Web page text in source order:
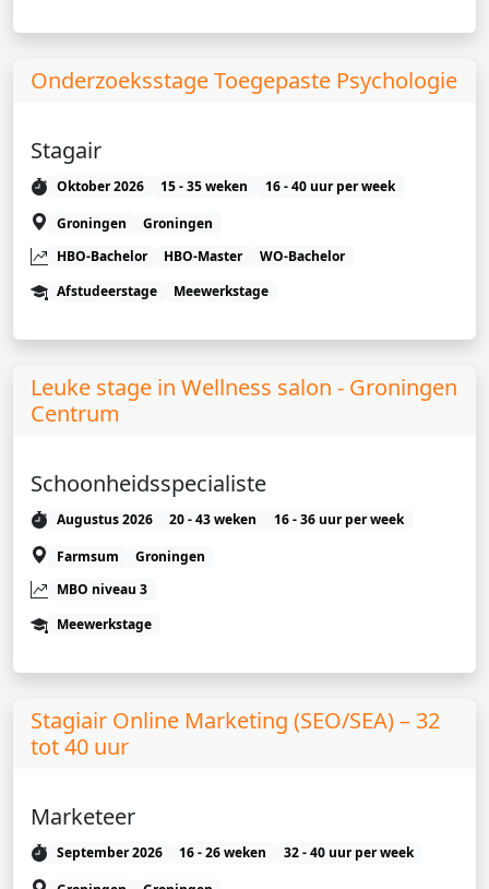
Onderzoeksstage Toegepaste Psychologie
Stagair
Oktober 2026 15 - 35 weken
16 - 40 uur per week
Groningen
Groningen
HBO-Bachelor
HBO-Master
WO-Bachelor
Afstudeerstage
Meewerkstage
Leuke stage in Wellness salon - Groningen
Centrum
Schoonheidsspecialiste
Augustus 2026 20 - 43 weken
16 - 36 uur per week
Farmsum
Groningen
MBO niveau 3
Meewerkstage
Stagiair Online Marketing (SEO/SEA) – 32
tot 40 uur
Marketeer
September 2026 16 - 26 weken
32 - 40 uur per week